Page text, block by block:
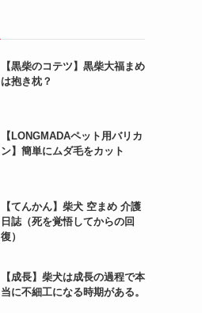
【黒柴のコテツ】黒柴大福まめ
は抱き枕？
【LONGMADAペット用バリカ
ン】簡単にムダ毛をカット
【てんかん】柴犬 空まめ 介護
日誌（死を覚悟してからの回
復）
【成長】柴犬は成長の過程で本
当に不細工になる時期がある。